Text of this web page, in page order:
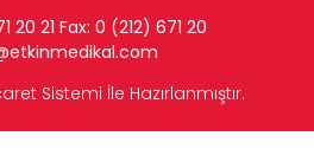
20 21 Fax: 0 (212) 671 20
Sistemi İle Hazırlanmıştır.